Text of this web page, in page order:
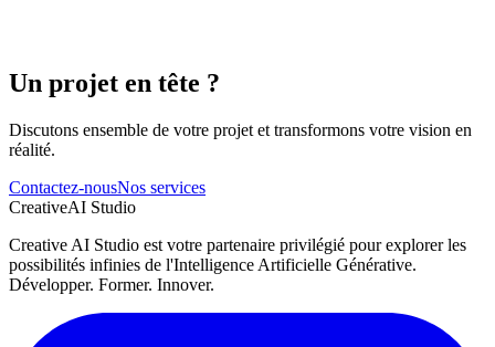
Un projet en tête ?
Discutons ensemble de votre projet et transformons votre vision en
réalité.
Contactez-nousNos services
CreativeAI Studio
Creative AI Studio est votre partenaire privilégié pour explorer les
possibilités infinies de l'Intelligence Artificielle Générative.
Développer. Former. Innover.